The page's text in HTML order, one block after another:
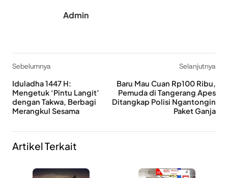
Admin
Sebelumnya
Iduladha 1447 H:
Mengetuk ‘Pintu Langit’
dengan Takwa, Berbagi
Merangkul Sesama
Selanjutnya
Baru Mau Cuan Rp100 Ribu,
Pemuda di Tangerang Apes
Ditangkap Polisi Ngantongin
Paket Ganja
Artikel Terkait